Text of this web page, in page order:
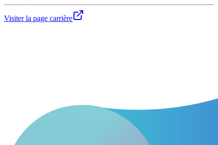
Visiter la page carrière